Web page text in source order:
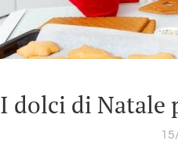
I dolci di Natale